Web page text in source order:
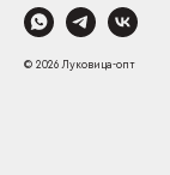
© 2026 Луковица-опт